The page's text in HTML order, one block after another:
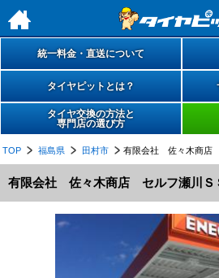
h
統一料金・直送について
タイヤピットとは？
タイヤ交換の方法と
専門店の選び方
TOP 福島県 田村市 有限会社 佐々木商店
有限会社 佐々木商店 セルフ瀬川Ｓ